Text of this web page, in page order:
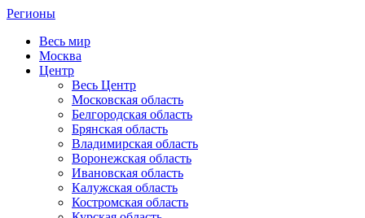
Регионы
Весь мир
Москва
Центр
Весь Центр
Московская область
Белгородская область
Брянская область
Владимирская область
Воронежская область
Ивановская область
Калужская область
Костромская область